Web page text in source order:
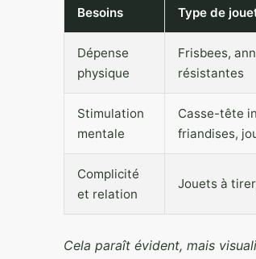
Besoins Type de
Dépense
physique
Frisbees,
résistantes
Stimulation
mentale
Casse-tête
friandises,
Complicité
et relation
Jouets à
Cela paraît évident, mais